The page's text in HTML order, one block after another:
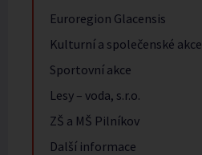
Euroregion Glacensis
Kulturní a společenské akce
Sportovní akce
Lesy – voda, s.r.o.
ZŠ a MŠ Pilníkov
Další informace